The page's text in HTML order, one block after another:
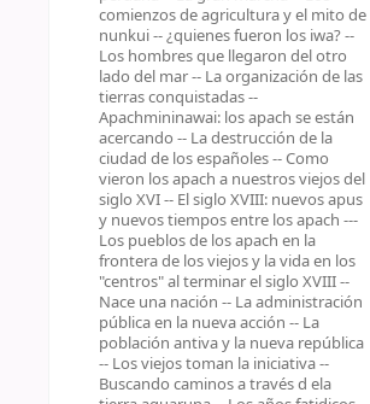
comienzos de agricultura y el mito de
nunkui -- ¿quienes fueron los iwa? --
Los hombres que llegaron del otro
lado del mar -- La organización de las
tierras conquistadas --
Apachmininawai: los apach se están
acercando -- La destrucción de la
ciudad de los españoles -- Como
vieron los apach a nuestros viejos del
siglo XVI -- El siglo XVIII: nuevos apus
y nuevos tiempos entre los apach ---
Los pueblos de los apach en la
frontera de los viejos y la vida en los
"centros" al terminar el siglo XVIII --
Nace una nación -- La administración
pública en la nueva acción -- La
población antiva y la nueva república
-- Los viejos toman la iniciativa --
Buscando caminos a través d ela